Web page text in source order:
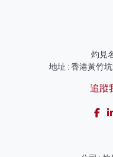
灼見
地址 : 香港黃竹
追蹤